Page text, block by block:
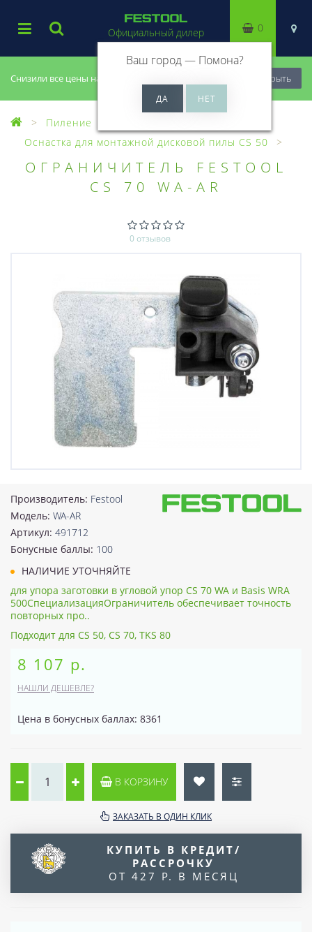
Снизили все цены на 20%, успей купить! Закрыть
Официальный дилер
Ваш город — Помона?
0
Пиление
Оснастка для монтажной дисковой пилы CS 50
ОГРАНИЧИТЕЛЬ FESTOOL
CS 70 WA-AR
0 отзывов
Производитель: Festool
Модель: WA-AR
Артикул: 491712
Бонусные баллы: 100
НАЛИЧИЕ УТОЧНЯЙТЕ
для упора заготовки в угловой упор CS 70 WA и Basis WRA
500СпециализацияОграничитель обеспечивает точность
повторных про..
Подходит для CS 50, CS 70, TKS 80
8 107 р.
НАШЛИ ДЕШЕВЛЕ?
Цена в бонусных баллах: 8361
В КОРЗИНУ
ЗАКАЗАТЬ В ОДИН КЛИК
КУПИТЬ В КРЕДИТ/
РАССРОЧКУ
ОТ 427 Р. В МЕСЯЦ